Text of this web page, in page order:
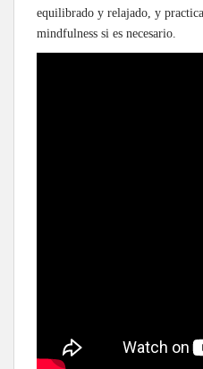
equilibrado y relajado, y
mindfulness si es necesario.